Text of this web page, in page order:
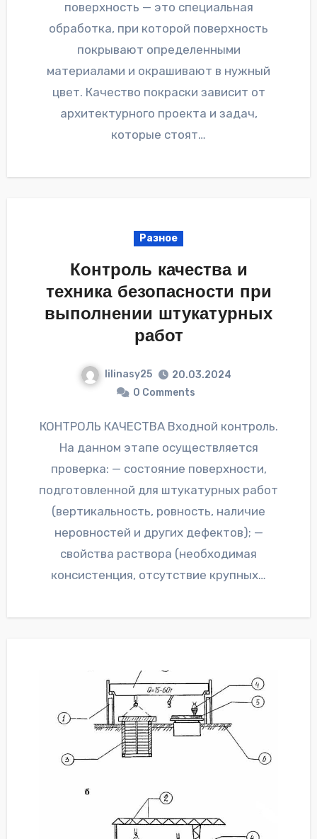
поверхность — это специальная
обработка, при которой поверхность
покрывают определенными
материалами и окрашивают в нужный
цвет. Качество покраски зависит от
архитектурного проекта и задач,
которые стоят…
Разное
Контроль качества и
техника безопасности при
выполнении штукатурных
работ
lilinasy25
20.03.2024
0 Comments
КОНТРОЛЬ КАЧЕСТВА Входной контроль.
На данном этапе осуществляется
проверка: — состояние поверхности,
подготовленной для штукатурных работ
(вертикальность, ровность, наличие
неровностей и других дефектов); —
свойства раствора (необходимая
консистенция, отсутствие крупных…